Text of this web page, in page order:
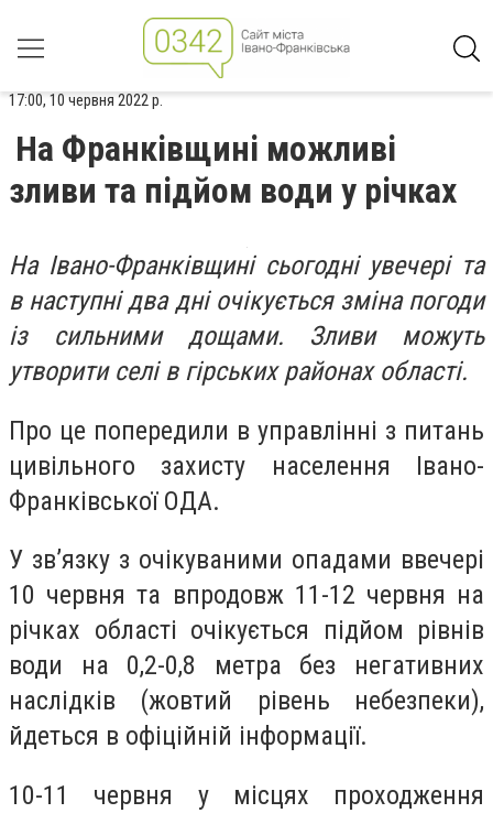
17:00, 10 червня 2022 р.
На Франківщині можливі
зливи та підйом води у річках
На Івано-Франківщині сьогодні увечері та
в наступні два дні очікується зміна погоди
із сильними дощами. Зливи можуть
утворити селі в гірських районах області.
Про це попередили в управлінні з питань
цивільного захисту населення Івано-
Франківської ОДА.
У зв’язку з очікуваними опадами ввечері
10 червня та впродовж 11-12 червня на
річках області очікується підйом рівнів
води на 0,2-0,8 метра без негативних
наслідків (жовтий рівень небезпеки),
йдеться в офіційній інформації.
10-11 червня у місцях проходження